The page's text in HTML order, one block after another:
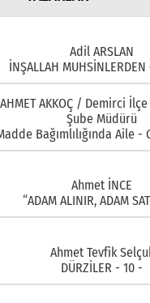
Şube Müdürü
Madde Bağımlılığında Aile -
Ahmet İNCE
“ADAM ALINIR, ADAM
Ahmet Tevfik Selçuk
DÜRZİLER - 10 -
Akın AKAR (Eğitimci -
Şikâyet !
ALİ Haydar